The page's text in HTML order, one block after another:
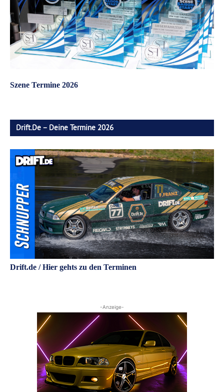
Szene Termine 2026
Drift.de – Deine Termine 2026
Drift.de / Hier gehts zu den Terminen
-Anzeige-